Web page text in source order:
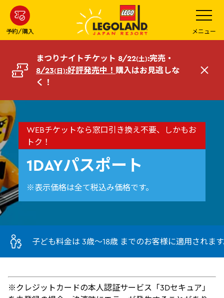
ン
コ
へ
予約/購入
メ
ニ
ュ
ー
を
開
メニュー
まつりナイトチケット 8/22(土):完売・
8/23(日):好評発売中！ 購入はお見逃しな
く！
閉
WEBチケットなら窓口引き換え不要、しかもお
トク！
1DAYパスポート
※表示価格は全て税込み価格です。
子ども料金は 3歳～18歳 までのお客様に適用されま
※クレジットカードの本人認証サービス「3Dセキュア」